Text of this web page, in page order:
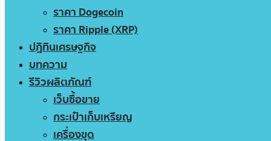
ราคา Dogecoin
ราคา Ripple (XRP)
ปฏิทินเศรษฐกิจ
บทความ
รีวิวผลิตภัณฑ์
เว็บซื้อขาย
กระเป๋าเก็บเหรียญ
เครื่องขุด